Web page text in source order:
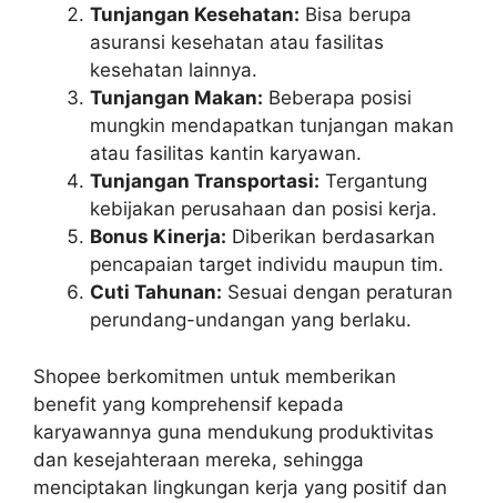
Tunjangan Kesehatan: Bisa berupa
asuransi kesehatan atau fasilitas
kesehatan lainnya.
Tunjangan Makan: Beberapa posisi
mungkin mendapatkan tunjangan makan
atau fasilitas kantin karyawan.
Tunjangan Transportasi: Tergantung
kebijakan perusahaan dan posisi kerja.
Bonus Kinerja: Diberikan berdasarkan
pencapaian target individu maupun tim.
Cuti Tahunan: Sesuai dengan peraturan
perundang-undangan yang berlaku.
Shopee berkomitmen untuk memberikan
benefit yang komprehensif kepada
karyawannya guna mendukung produktivitas
dan kesejahteraan mereka, sehingga
menciptakan lingkungan kerja yang positif dan